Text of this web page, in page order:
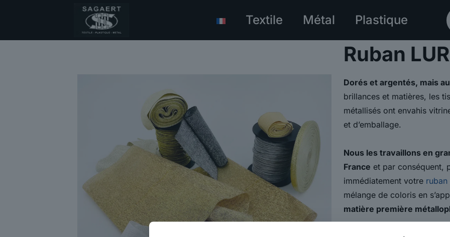
Textile Métal Plastique
Ruban
Dorés et argentés, mais
brillances et matières, les
métallisés ont envahis
et d’emballage.
Nous les travaillons en
France et par conséquent,
immédiatement votre ruban
mélange de coloris en
matière première